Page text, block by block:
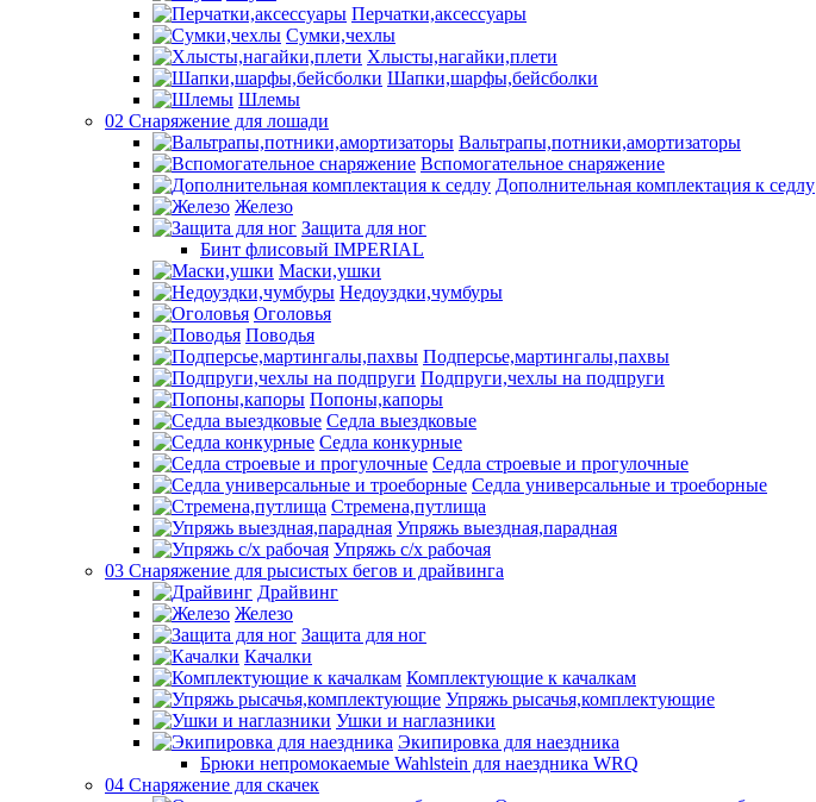
Перчатки,аксессуары
Сумки,чехлы
Хлысты,нагайки,плети
Шапки,шарфы,бейсболки
Шлемы
02 Снаряжение для лошади
Вальтрапы,потники,амортизаторы
Вспомогательное снаряжение
Дополнительная комплектация к седлу
Железо
Защита для ног
Бинт флисовый IMPERIAL
Маски,ушки
Недоуздки,чумбуры
Оголовья
Поводья
Подперсье,мартингалы,пахвы
Подпруги,чехлы на подпруги
Попоны,капоры
Седла выездковые
Седла конкурные
Седла строевые и прогулочные
Седла универсальные и троеборные
Стремена,путлища
Упряжь выездная,парадная
Упряжь с/х рабочая
03 Снаряжение для рысистых бегов и драйвинга
Драйвинг
Железо
Защита для ног
Качалки
Комплектующие к качалкам
Упряжь рысачья,комплектующие
Ушки и наглазники
Экипировка для наездника
Брюки непромокаемые Wahlstein для наездника WRQ
04 Снаряжение для скачек